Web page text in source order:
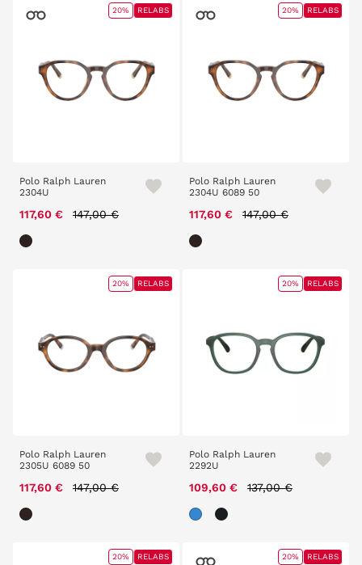
Polo Ralph Lauren
2304U
117,60 € Price reduced from
147,00 €
20% RELABS
Polo Ralph Lauren
2304U 6089 50
117,60 € Price reduced from
147,00 €
20% RELABS
Polo Ralph Lauren
2305U 6089 50
117,60 € Price reduced from
147,00 €
20% RELABS
Polo Ralph Lauren
2292U
109,60 € Price reduced from
137,00 €
20% RELABS
20% RELABS 20% RELABS